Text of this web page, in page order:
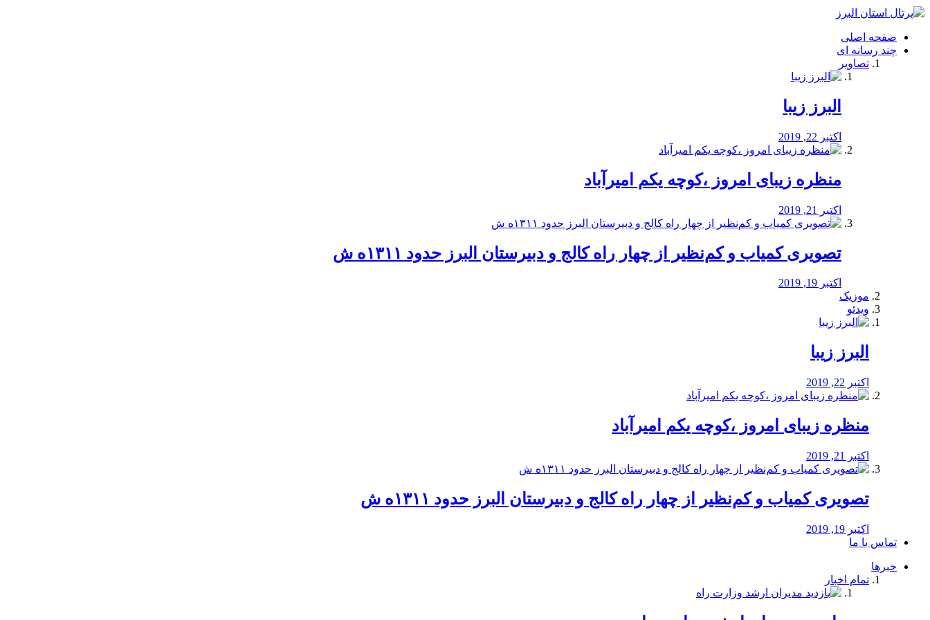
فصد
شرق
تهران
خشکشویی
صفحه اصلی
چند رسانه ای
تصاویر
البرز زیبا
اکتبر 22, 2019
منظره‌‌ زیبای امروز ،کوچه یکم امیرآباد
اکتبر 21, 2019
️تصویری کمیاب و کم‌نظیر از چهار راه كالج و دبيرستان البرز حدود ۱۳۱۱ه ش
اکتبر 19, 2019
موزیک
ویدئو
البرز زیبا
اکتبر 22, 2019
منظره‌‌ زیبای امروز ،کوچه یکم امیرآباد
اکتبر 21, 2019
️تصویری کمیاب و کم‌نظیر از چهار راه كالج و دبيرستان البرز حدود ۱۳۱۱ه ش
اکتبر 19, 2019
تماس با ما
خبرها
تمام اخبار